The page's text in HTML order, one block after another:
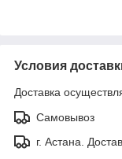
Условия
Доставка
Самовывоз
г. Астана.